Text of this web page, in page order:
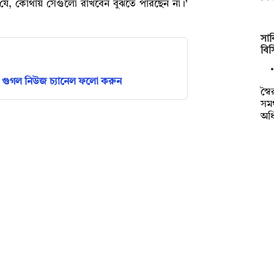
কোথায় সেগুলো রাখবেন বুঝতে পারছেন না।’
গুগল নিউজ চ্যানেল ফলো করুন